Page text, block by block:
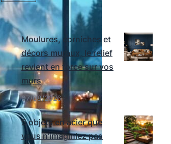
DERNIERS ARTICLES
Moulures, corniches et
décors muraux, le relief
revient en force sur vos
murs
07/08/2026
5 objets en acier que
vous n’imaginiez pas